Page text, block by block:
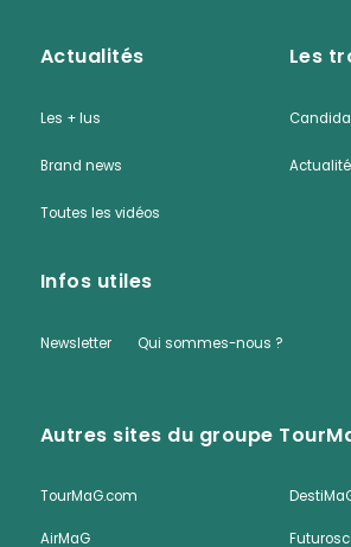
Actualités Les
Infos utiles
Les + lus
Brand news
Toutes les vidéos
Newsletter Qui sommes-nous ?
Autres sites du groupe
TourMaG.com
AirMaG